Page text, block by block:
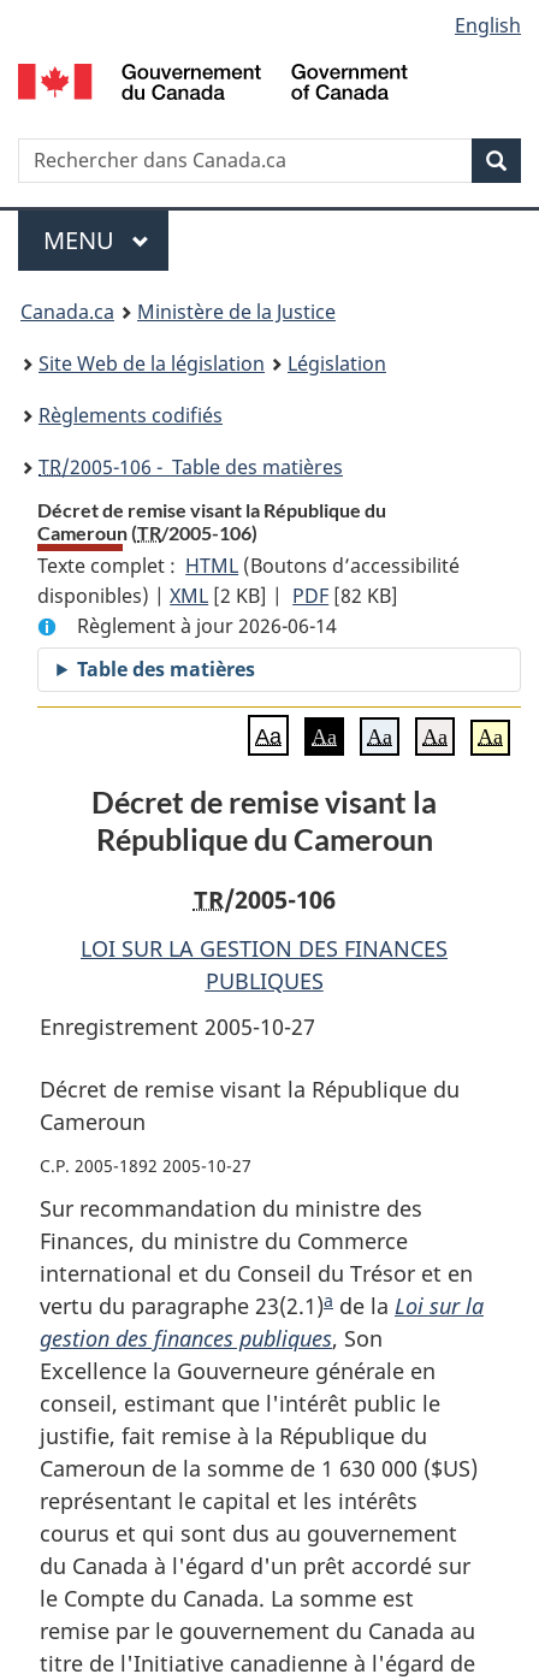
au
contenu
propos
de
la
HTML
simplifiée
selection
English
Recherche
Menu
MENU PRINCIPAL
You
are
here:
Canada.ca
Ministère de la Justice
Site Web de la législation
Législation
Règlements codifiés
TR/2005-106 - Table des matières
Décret de remise visant la République du
Cameroun (TR/2005-106)
Texte complet : HTML Texte
complet
:
Décret
de
remise
visant
République
du
(Boutons d’accessibilité
disponibles) |XML Texte
complet
:
Décret
de
remise
la
République
Cameroun
[2 KB] | PDF Texte
complet
:
Décret
de
remise
la
République
Cameroun
[82 KB]
Règlement à jour 2026-06-14
Table des matières
Aa Aa Aa Aa Aa
Décret de remise visant la
République du Cameroun
TR/2005-106
LOI SUR LA GESTION DES FINANCES
PUBLIQUES
Enregistrement 2005-10-27
Décret de remise visant la République du
Cameroun
C.P. 2005-1892 2005-10-27
Sur recommandation du ministre des
Finances, du ministre du Commerce
international et du Conseil du Trésor et en
vertu du paragraphe 23(2.1)N
o
t
e
d
e
b
a
s
d
e
p
a de la Loi sur la
gestion des finances publiques, Son
Excellence la Gouverneure générale en
conseil, estimant que l'intérêt public le
justifie, fait remise à la République du
Cameroun de la somme de 1 630 000 ($US)
représentant le capital et les intérêts
courus et qui sont dus au gouvernement
du Canada à l'égard d'un prêt accordé sur
le Compte du Canada. La somme est
remise par le gouvernement du Canada au
titre de l'Initiative canadienne à l'égard de